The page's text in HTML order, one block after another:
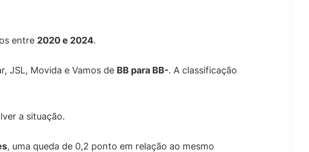
entre 2020 e 2024.
JSL, Movida e Vamos de BB para BB-. A classificação
a situação.
, uma queda de 0,2 ponto em relação ao mesmo